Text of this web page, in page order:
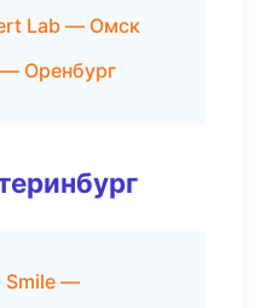
Lab — Омск
Оренбург
Smile —